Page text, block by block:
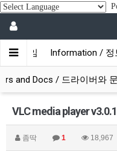
자모임 Information / 정
and Docs / 드라이버와
VLC media player
좀딱 1 18,967